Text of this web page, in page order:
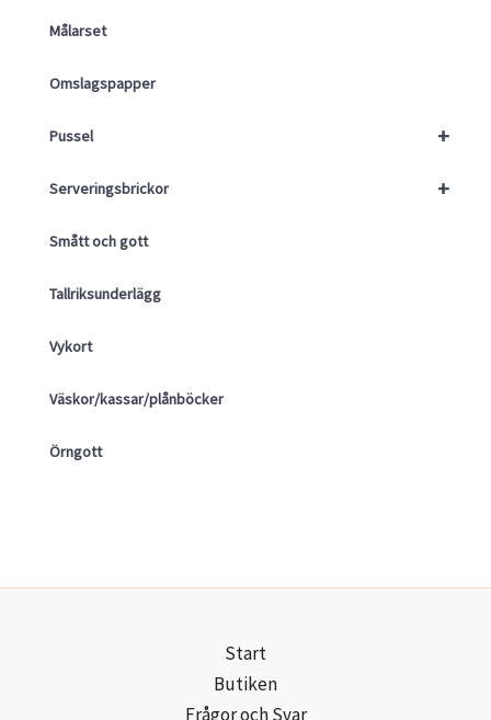
Målarset
Omslagspapper
+
Pussel
+
Serveringsbrickor
Smått och gott
Tallriksunderlägg
Vykort
Väskor/kassar/plånböcker
Örngott
Start
Butiken
Frågor och Svar